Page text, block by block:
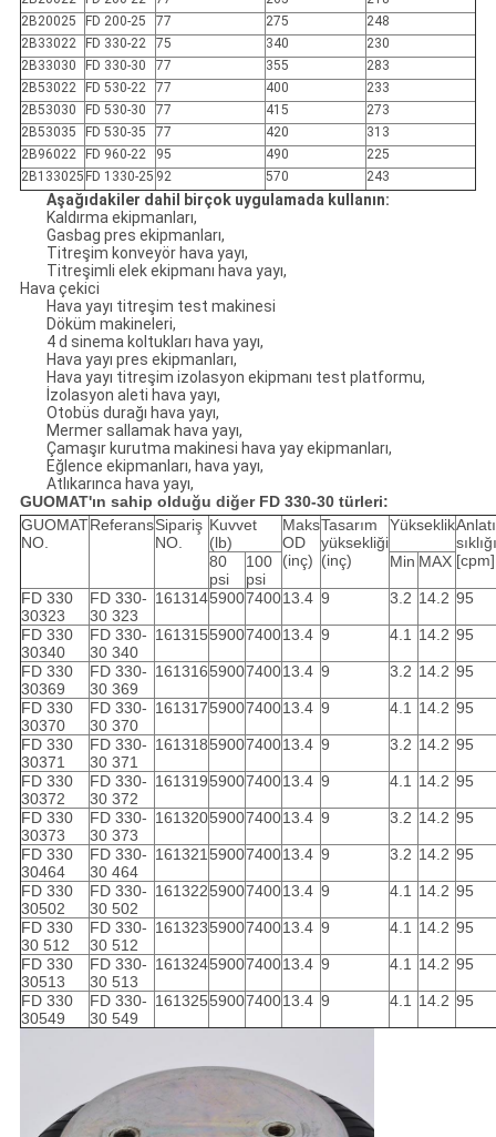
2B20025
FD 200-25 77 275
248
2B33022
FD 330-22 75 340
230
2B33030
FD 330-30 77 355
283
2B53022
FD 530-22 77 400
233
2B53030
FD 530-30 77 415
273
2B53035
FD 530-35 77 420
313
2B96022
FD 960-22 95 490
225
2B133025 FD 1330-25 92 570 243
Aşağıdakiler dahil birçok uygulamada kullanın:
Kaldırma ekipmanları,
Gasbag pres ekipmanları,
Titreşim konveyör hava yayı,
Titreşimli elek ekipmanı hava yayı,
Hava çekici
Hava yayı titreşim test makinesi
Döküm makineleri,
4 d sinema koltukları hava yayı,
Hava yayı pres ekipmanları,
Hava yayı titreşim izolasyon ekipmanı test platformu,
İzolasyon aleti hava yayı,
Otobüs durağı hava yayı,
Mermer sallamak hava yayı,
Çamaşır kurutma makinesi hava yay ekipmanları,
Eğlence ekipmanları, hava yayı,
Atlıkarınca hava yayı,
GUOMAT'ın sahip olduğu diğer FD 330-30 türleri:
GUOMAT
NO.
ReferansSipariş
NO.
Kuvvet
(lb)
Maks
OD
(inç)
Tasarım
yüksekliği
(inç)
Yükseklik
sıklığı
[cpm]
80
psi
100
psi
Min MAX
FD 330
30323
FD 330-
30 323
1613145900740013.4 9 3.2 14.2 95
FD 330
30340
FD 330-
30 340
1613155900740013.4 9 4.1 14.2 95
FD 330
30369
FD 330-
30 369
1613165900740013.4 9 3.2 14.2 95
FD 330
30370
FD 330-
30 370
1613175900740013.4 9 4.1 14.2 95
FD 330
30371
FD 330-
30 371
1613185900740013.4 9 3.2 14.2 95
FD 330
30372
FD 330-
30 372
1613195900740013.4 9 4.1 14.2 95
FD 330
30373
FD 330-
30 373
1613205900740013.4 9 3.2 14.2 95
FD 330
30464
FD 330-
30 464
1613215900740013.4 9 3.2 14.2 95
FD 330
30502
FD 330-
30 502
1613225900740013.4 9 4.1 14.2 95
FD 330
30 512
FD 330-
30 512
1613235900740013.4 9 4.1 14.2 95
FD 330
30513
FD 330-
30 513
1613245900740013.4 9 4.1 14.2 95
FD 330
30549
FD 330-
30 549
1613255900740013.4 9 4.1 14.2 95